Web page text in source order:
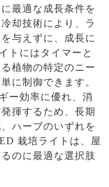
最適な成長条件を
却技術により、ラ
与えずに、成長に
トにはタイマーと
植物の特定のニー
に制御できます。
ー効率に優れ、消
揮するため、長期
ハーブのいずれを
栽培ライトは、屋
のに最適な選択肢